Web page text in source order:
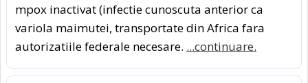
mpox inactivat (infectie cunoscuta anterior ca
variola maimutei, transportate din Africa fara
autorizatiile federale necesare. ...continuare.